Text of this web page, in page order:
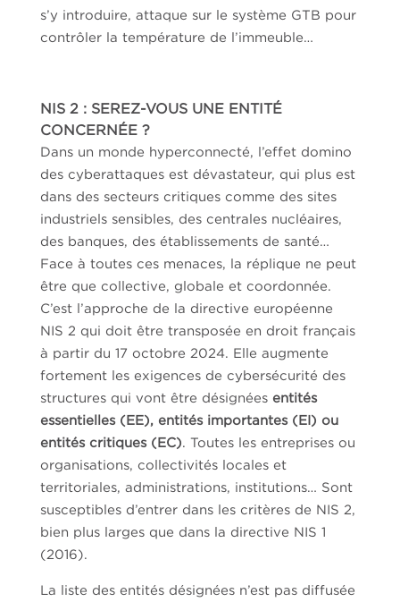
s’y introduire, attaque sur le système GTB pour
contrôler la température de l’immeuble…
NIS 2 : SEREZ-VOUS UNE ENTITÉ
CONCERNÉE ?
Dans un monde hyperconnecté, l’effet domino
des cyberattaques est dévastateur, qui plus est
dans des secteurs critiques comme des sites
industriels sensibles, des centrales nucléaires,
des banques, des établissements de santé…
Face à toutes ces menaces, la réplique ne peut
être que collective, globale et coordonnée.
C’est l’approche de la directive européenne
NIS 2 qui doit être transposée en droit français
à partir du 17 octobre 2024. Elle augmente
fortement les exigences de cybersécurité des
structures qui vont être désignées entités
essentielles (EE), entités importantes (EI) ou
entités critiques (EC) . Toutes les entreprises ou
organisations, collectivités locales et
territoriales, administrations, institutions… Sont
susceptibles d’entrer dans les critères de NIS 2,
bien plus larges que dans la directive NIS 1
(2016).
La liste des entités désignées n’est pas diffusée